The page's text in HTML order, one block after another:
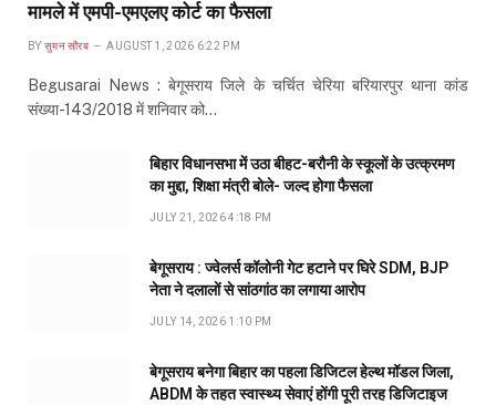
मामले में एमपी-एमएलए कोर्ट का फैसला
BY सुमन सौरब AUGUST 1, 2026 6:22 PM
Begusarai News : बेगूसराय जिले के चर्चित चेरिया बरियारपुर थाना कांड
संख्या-143/2018 में शनिवार को…
बिहार विधानसभा में उठा बीहट-बरौनी के स्कूलों के उत्क्रमण
का मुद्दा, शिक्षा मंत्री बोले- जल्द होगा फैसला
JULY 21, 2026 4:18 PM
बेगूसराय : ज्वेलर्स कॉलोनी गेट हटाने पर घिरे SDM, BJP
नेता ने दलालों से सांठगांठ का लगाया आरोप
JULY 14, 2026 1:10 PM
बेगूसराय बनेगा बिहार का पहला डिजिटल हेल्थ मॉडल जिला,
ABDM के तहत स्वास्थ्य सेवाएं होंगी पूरी तरह डिजिटाइज